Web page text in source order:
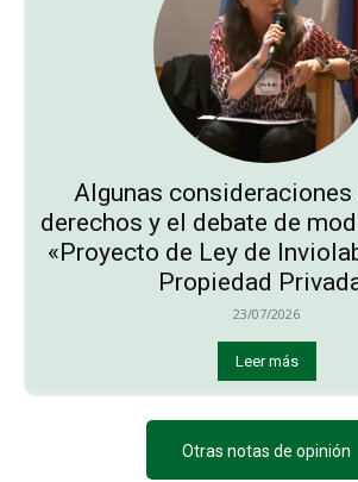
Algunas
derechos y el debate de
«Proyecto de Ley de
Propiedad
23/07/2026
Leer más
Otras notas de opinión